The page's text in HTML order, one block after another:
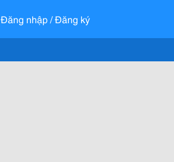
Đăng nhập / Đăng ký